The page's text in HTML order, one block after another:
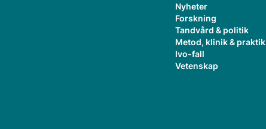
Nyheter
Forskning
Tandvård & politik
Metod, klinik & praktik
Ivo-fall
Vetenskap